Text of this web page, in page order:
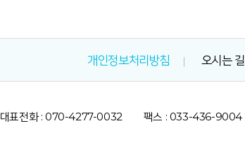
개인정보처리방침 오시는 길
대표전화 : 070-4277-0032 팩스 : 033-436-9004